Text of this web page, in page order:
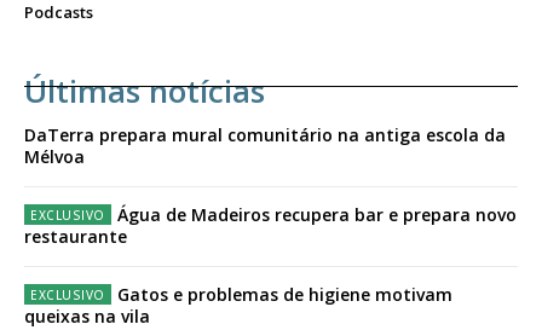
Podcasts
Últimas notícias
DaTerra prepara mural comunitário na antiga escola da
Mélvoa
Água de Madeiros recupera bar e prepara novo
restaurante
Gatos e problemas de higiene motivam
queixas na vila